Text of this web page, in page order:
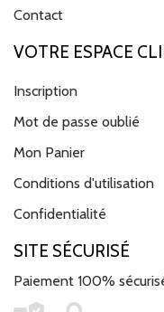
Contact
VOTRE ESPACE
Inscription
Mot de passe oublié
Mon Panier
Conditions d'utilisation
Confidentialité
SITE SÉCURISÉ
Paiement 100%